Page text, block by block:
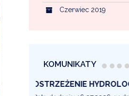
Czerwiec 2019
KOMUNIKATY
OSTRZEŻENIE